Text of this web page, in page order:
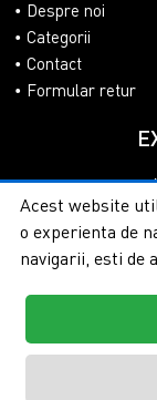
Despre noi
Categorii
Contact
Formular retur
Copyright ©
rezervate.
Acest website
o experienta de
navigarii, esti de